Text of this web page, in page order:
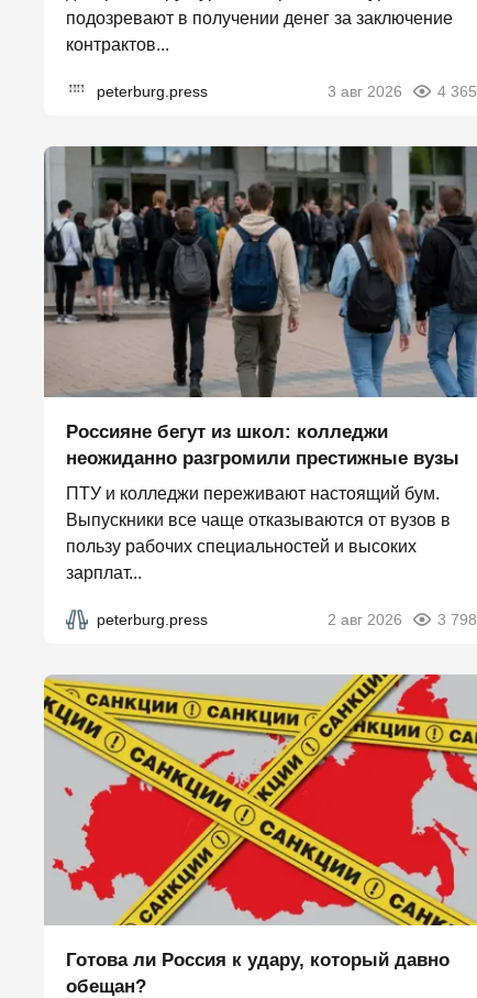
подозревают в получении денег за заключение
контрактов...
peterburg.press 3 авг 2026 4 365
Россияне бегут из школ: колледжи
неожиданно разгромили престижные вузы
ПТУ и колледжи переживают настоящий бум.
Выпускники все чаще отказываются от вузов в
пользу рабочих специальностей и высоких
зарплат...
peterburg.press 2 авг 2026 3 798
Готова ли Россия к удару, который давно
обещан?